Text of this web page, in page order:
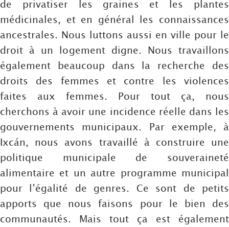
de privatiser les graines et les plantes
médicinales, et en général les connaissances
ancestrales. Nous luttons aussi en ville pour le
droit à un logement digne. Nous travaillons
également beaucoup dans la recherche des
droits des femmes et contre les violences
faites aux femmes. Pour tout ça, nous
cherchons à avoir une incidence réelle dans les
gouvernements municipaux. Par exemple, à
Ixcán, nous avons travaillé à construire une
politique municipale de souveraineté
alimentaire et un autre programme municipal
pour l’égalité de genres. Ce sont de petits
apports que nous faisons pour le bien des
communautés. Mais tout ça est également